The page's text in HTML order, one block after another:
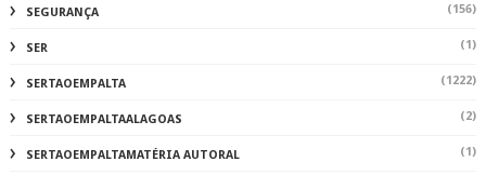
SEGURANÇA (156)
SER (1)
SERTAOEMPALTA (1222)
SERTAOEMPALTAALAGOAS (2)
SERTAOEMPALTAMATÉRIA AUTORAL (1)